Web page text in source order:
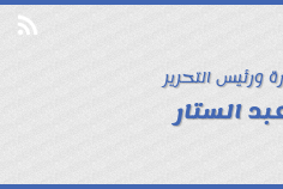

ورئيس التحرير
الستار